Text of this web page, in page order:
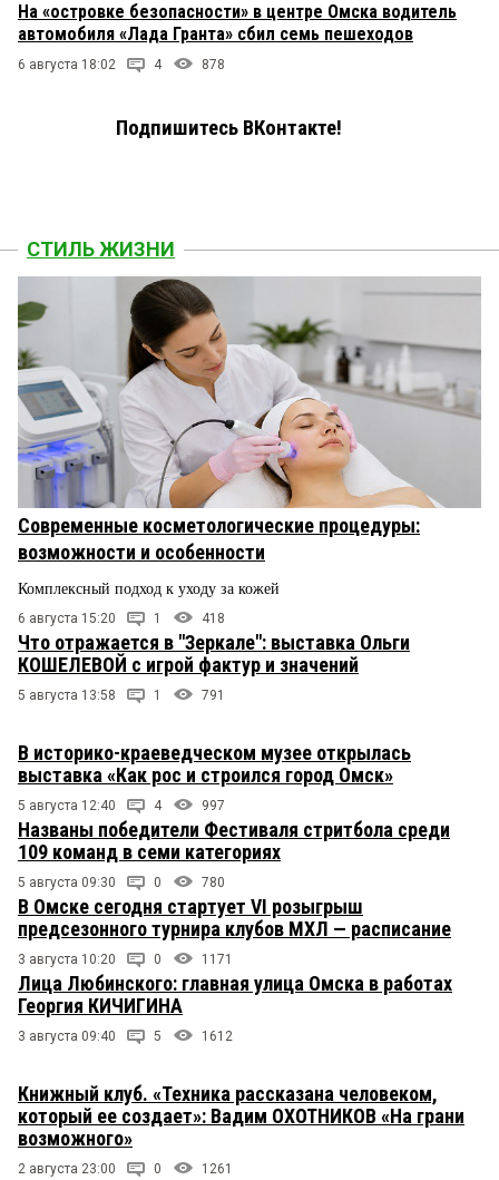
На «островке безопасности» в центре Омска водитель
автомобиля «Лада Гранта» сбил семь пешеходов
6 августа 18:02 4 878
Подпишитесь ВКонтакте!
СТИЛЬ ЖИЗНИ
Современные косметологические процедуры:
возможности и особенности
Комплексный подход к уходу за кожей
6 августа 15:20 1 418
Что отражается в "Зеркале": выставка Ольги
КОШЕЛЕВОЙ с игрой фактур и значений
5 августа 13:58 1 791
В историко-краеведческом музее открылась
выставка «Как рос и строился город Омск»
5 августа 12:40 4 997
Названы победители Фестиваля стритбола среди
109 команд в семи категориях
5 августа 09:30 0 780
В Омске сегодня стартует VI розыгрыш
предсезонного турнира клубов МХЛ — расписание
3 августа 10:20 0 1171
Лица Любинского: главная улица Омска в работах
Георгия КИЧИГИНА
3 августа 09:40 5 1612
Книжный клуб. «Техника рассказана человеком,
который ее создает»: Вадим ОХОТНИКОВ «На грани
возможного»
2 августа 23:00 0 1261